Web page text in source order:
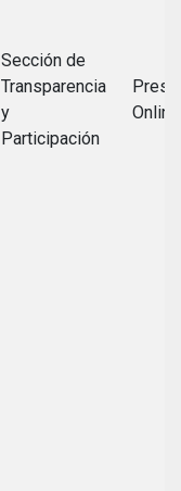
Sección de
Transparencia
y
Participación
Online